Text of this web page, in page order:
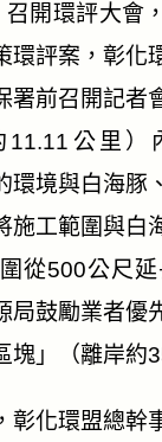
開環評大會
環評案，彰化
署前召開記者
公里）
環境與白海豚
施工範圍與白
從500公尺
局鼓勵業者優
」（離岸約
彰化環盟總幹